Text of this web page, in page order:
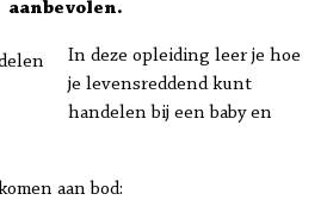
aanbevolen.
In deze opleiding leer je hoe
je levensreddend kunt
handelen bij een baby en
aan bod: